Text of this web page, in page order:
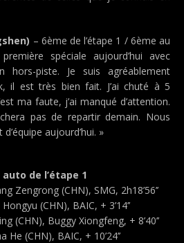
– 6ème de l’étape 1 / 6ème au
spéciale aujourd’hui avec
hors-piste. Je suis agréablement
il est très bien fait. J’ai chuté à 5
ma faute, j’ai manqué d’attention.
pas de repartir demain. Nous
aujourd’hui. »
de l’étape 1
Zengrong (CHN), SMG, 2h18’56’’
(CHN), BAIC, + 3’14’’
(CHN), Buggy Xiongfeng, + 8’40’’
(CHN), BAIC, + 10’24’’